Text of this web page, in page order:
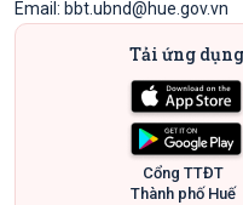
Email: bbt.ubnd@hue.gov.vn
Tải ứng dụng
Cổng TTĐT
Thành phố Huế